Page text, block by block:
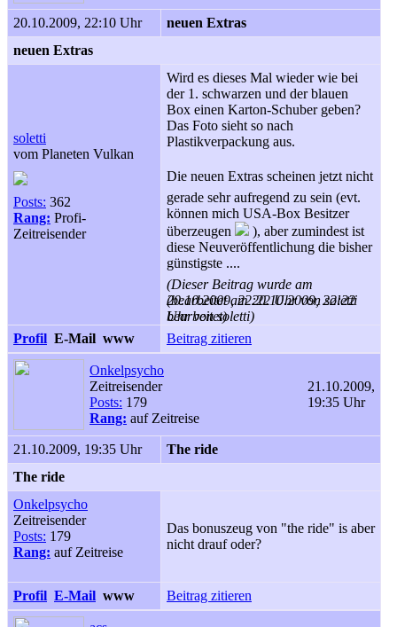
20.10.2009, 22:10 Uhr
neuen Extras
neuen Extras
soletti
vom Planeten Vulkan
Posts: 362
Rang: Profi-
Zeitreisender
Wird es dieses Mal wieder wie bei
der 1. schwarzen und der blauen
Box einen Karton-Schuber geben?
Das Foto sieht so nach
Plastikverpackung aus.
Die neuen Extras scheinen jetzt nicht
gerade sehr aufregend zu sein (evt.
können mich USA-Box Besitzer
überzeugen
), aber zumindest ist
diese Neuveröffentlichung die bisher
günstigste ....
(Dieser Beitrag wurde am
20.10.2009, 22:22 Uhr von soletti
bearbeitet)
(bearbeitet am 20.10.2009, 22:22
Uhr von soletti)
Profil E-Mail www Beitrag zitieren
Onkelpsycho
Zeitreisender
Posts: 179
Rang: auf Zeitreise
21.10.2009,
19:35 Uhr
21.10.2009, 19:35 Uhr
The ride
The ride
Onkelpsycho
Zeitreisender
Posts: 179
Rang: auf Zeitreise
Das bonuszeug von "the ride" is aber
nicht drauf oder?
Profil E-Mail www Beitrag zitieren